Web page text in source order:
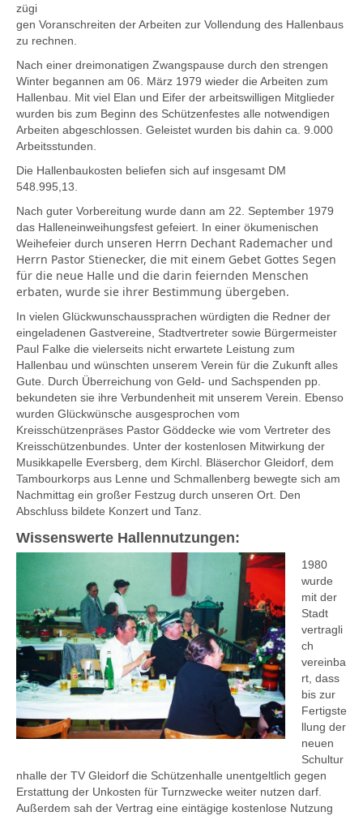
zügi
gen Voranschreiten der Arbeiten zur Vollendung des Hallenbaus
zu rechnen.
Nach einer dreimonatigen Zwangspause durch den strengen
Winter begannen am 06. März 1979 wieder die Arbeiten zum
Hallenbau. Mit viel Elan und Eifer der arbeitswilligen Mitglieder
wurden bis zum Beginn des Schützenfestes alle notwendigen
Arbeiten abgeschlossen. Geleistet wurden bis dahin ca. 9.000
Arbeitsstunden.
Die Hallenbaukosten beliefen sich auf insgesamt DM
548.995,13.
Nach guter Vorbereitung wurde dann am 22. September 1979
das Halleneinweihungsfest gefeiert. In einer ökumenischen
Weihefeier durch unseren Herrn Dechant Rademacher und
Herrn Pastor Stienecker, die mit einem Gebet Gottes Segen
für die neue Halle und die darin feiernden Menschen
erbaten, wurde sie ihrer Bestimmung übergeben.
In vielen Glückwunschaussprachen würdigten die Redner der
eingeladenen Gastvereine, Stadtvertreter sowie Bürgermeister
Paul Falke die vielerseits nicht erwartete Leistung zum
Hallenbau und wünschten unserem Verein für die Zukunft alles
Gute. Durch Überreichung von Geld- und Sachspenden pp.
bekundeten sie ihre Verbundenheit mit unserem Verein. Ebenso
wurden Glückwünsche ausgesprochen vom
Kreisschützenpräses Pastor Göddecke wie vom Vertreter des
Kreisschützenbundes. Unter der kostenlosen Mitwirkung der
Musikkapelle Eversberg, dem Kirchl. Bläserchor Gleidorf, dem
Tambourkorps aus Lenne und Schmallenberg bewegte sich am
Nachmittag ein großer Festzug durch unseren Ort. Den
Abschluss bildete Konzert und Tanz.
Wissenswerte Hallennutzungen:
1980
wurde
mit der
Stadt
vertragli
ch
vereinba
rt, dass
bis zur
Fertigste
llung der
neuen
Schultur
nhalle der TV Gleidorf die Schützenhalle unentgeltlich gegen
Erstattung der Unkosten für Turnzwecke weiter nutzen darf.
Außerdem sah der Vertrag eine eintägige kostenlose Nutzung